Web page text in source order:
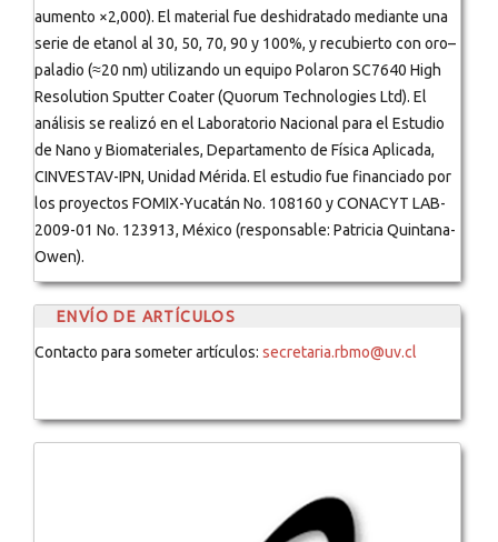
aumento ×2,000). El material fue deshidratado mediante una
serie de etanol al 30, 50, 70, 90 y 100%, y recubierto con oro–
paladio (≈20 nm) utilizando un equipo Polaron SC7640 High
Resolution Sputter Coater (Quorum Technologies Ltd). El
análisis se realizó en el Laboratorio Nacional para el Estudio
de Nano y Biomateriales, Departamento de Física Aplicada,
CINVESTAV-IPN, Unidad Mérida. El estudio fue financiado por
los proyectos FOMIX-Yucatán No. 108160 y CONACYT LAB-
2009-01 No. 123913, México (responsable: Patricia Quintana-
Owen).
ENVÍO DE ARTÍCULOS
Contacto para someter artículos: secretaria.rbmo@uv.cl